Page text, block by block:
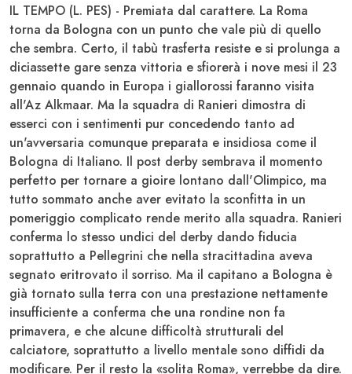
IL TEMPO (L. PES) - Premiata dal carattere. La Roma
torna da Bologna con un punto che vale più di quello
che sembra. Certo, il tabù trasferta resiste e si prolunga a
diciassette gare senza vittoria e sfiorerà i nove mesi il 23
gennaio quando in Europa i giallorossi faranno visita
all'Az Alkmaar. Ma la squadra di Ranieri dimostra di
esserci con i sentimenti pur concedendo tanto ad
un'avversaria comunque preparata e insidiosa come il
Bologna di Italiano. Il post derby sembrava il momento
perfetto per tornare a gioire lontano dall'Olimpico, ma
tutto sommato anche aver evitato la sconfitta in un
pomeriggio complicato rende merito alla squadra. Ranieri
conferma lo stesso undici del derby dando fiducia
soprattutto a Pellegrini che nella stracittadina aveva
segnato eritrovato il sorriso. Ma il capitano a Bologna è
già tornato sulla terra con una prestazione nettamente
insufficiente a conferma che una rondine non fa
primavera, e che alcune difficoltà strutturali del
calciatore, soprattutto a livello mentale sono diffidi da
modificare. Per il resto la «solita Roma», verrebbe da dire.